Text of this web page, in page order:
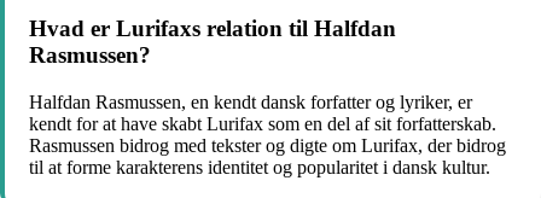
Hvad er Lurifaxs relation til Halfdan
Rasmussen?
Halfdan Rasmussen, en kendt dansk forfatter og lyriker, er
kendt for at have skabt Lurifax som en del af sit forfatterskab.
Rasmussen bidrog med tekster og digte om Lurifax, der bidrog
til at forme karakterens identitet og popularitet i dansk kultur.